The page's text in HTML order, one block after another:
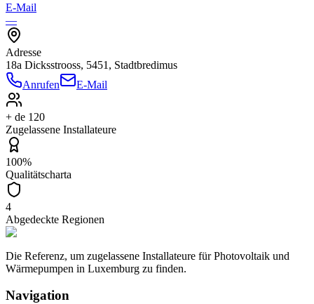
E-Mail
—
Adresse
18a Dicksstrooss, 5451, Stadtbredimus
Anrufen
E-Mail
+ de 120
Zugelassene Installateure
100%
Qualitätscharta
4
Abgedeckte Regionen
Die Referenz, um zugelassene Installateure für Photovoltaik und
Wärmepumpen in Luxemburg zu finden.
Navigation